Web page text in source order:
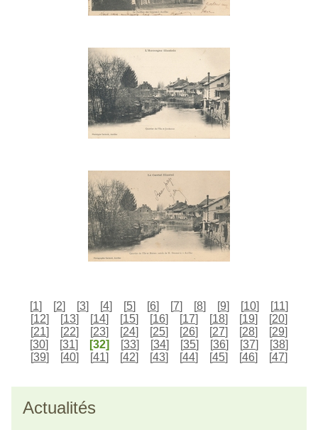
[1] [2] [3] [4] [5] [6] [7] [8] [9] [10] [11]
[12] [13] [14] [15] [16] [17] [18] [19] [20]
[21] [22] [23] [24] [25] [26] [27] [28] [29]
[30] [31] [32] [33] [34] [35] [36] [37] [38]
[39] [40] [41] [42] [43] [44] [45] [46] [47]
Actualités